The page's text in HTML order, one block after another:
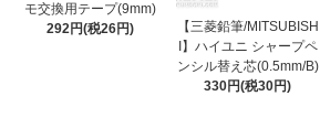
モ交換用テープ(9mm)
292円(税26円)
【三菱鉛筆/MITSUBISH
I】ハイユニ シャープペ
ンシル替え芯(0.5mm/B)
330円(税30円)